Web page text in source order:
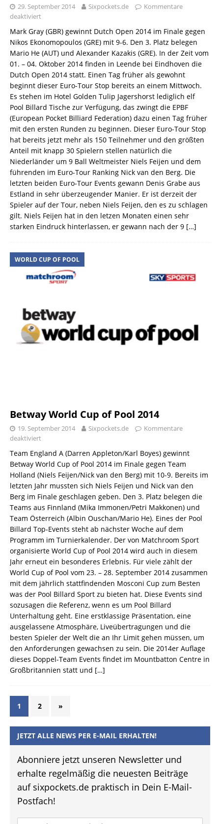
29. September 2014 Sixpockets.de
Kommentare
deaktiviert
Mark Gray (GBR) gewinnt Dutch Open 2014 im Finale gegen
Nikos Ekonomopoulos (GRE) mit 9-6. Den 3. Platz belegen
Mario He (AUT) und Alexander Kazakis (GRE). In der Zeit vom
01. – 04. Oktober 2014 finden in Leende bei Eindhoven die
Dutch Open 2014 statt. Einen Tag früher als gewohnt
beginnt dieser Euro-Tour Stop bereits an einem Mittwoch.
Es stehen im Hotel Golden Tulip Jagershorst lediglich elf
Pool Billard Tische zur Verfügung, das zwingt die EPBF
(European Pocket Billiard Federation) dazu einen Tag früher
mit den ersten Runden zu beginnen. Dieser Euro-Tour Stop
hat bereits jetzt mehr als 150 Teilnehmer und den größten
Anteil mit knapp 30 Spielern stellen natürlich die
Niederländer um 9 Ball Weltmeister Niels Feijen und dem
führenden im Euro-Tour Ranking Nick van den Berg. Die
letzten beiden Euro-Tour Events gewann Denis Grabe aus
Estland in sehr überzeugender Manier. Er ist derzeit der
Spieler auf der Tour, neben Niels Feijen, den es zu schlagen
gilt. Niels Feijen hat in den letzen Monaten einen sehr
starken Eindruck hinterlassen, er gewann nach der 9 […]
WORLD CUP OF POOL
Betway World Cup of Pool 2014
19. September 2014 Sixpockets.de
Kommentare
deaktiviert
Team England A (Darren Appleton/Karl Boyes) gewinnt
Betway World Cup of Pool 2014 im Finale gegen Team
Holland (Niels Feijen/Nick van den Berg) mit 10-9. Bereits im
letzten Jahr mussten sich Niels Feijen und Nick van den
Berg im Finale geschlagen geben. Den 3. Platz belegen die
Teams aus Finnland (Mika Immonen/Petri Makkonen) und
Team Österreich (Albin Ouschan/Mario He). Eines der Pool
Billard Top-Events steht ab nächster Woche auf dem
Programm im Turnierkalender. Der von Matchroom Sport
organisierte World Cup of Pool 2014 wird auch in diesem
Jahr erneut ein besonderes Erlebnis. Für viele zählt der
World Cup of Pool vom 23. – 28. September 2014 zusammen
mit dem jährlich stattfindenden Mosconi Cup zum Besten
was der Pool Billard Sport zu bieten hat. Diese Events sind
sozusagen die Referenz, wenn es um Pool Billard
Unterhaltung geht. Eine erstklassige Präsentation, eine
ausgelassene Atmosphäre, Liveübertragungen und die
besten Spieler der Welt die an Ihr Limit gehen müssen, um
den Anforderungen gewachsen zu sein. Die 2014er Auflage
dieses Doppel-Team Events findet im Mountbatton Centre in
Großbritannien statt und […]
1 2 »
JETZT ALLE NEWS PER E-MAIL ERHALTEN!
Abonniere jetzt unseren Newsletter und
erhalte regelmäßig die neuesten Beiträge
auf sixpockets.de praktisch in Dein E-Mail-
Postfach!